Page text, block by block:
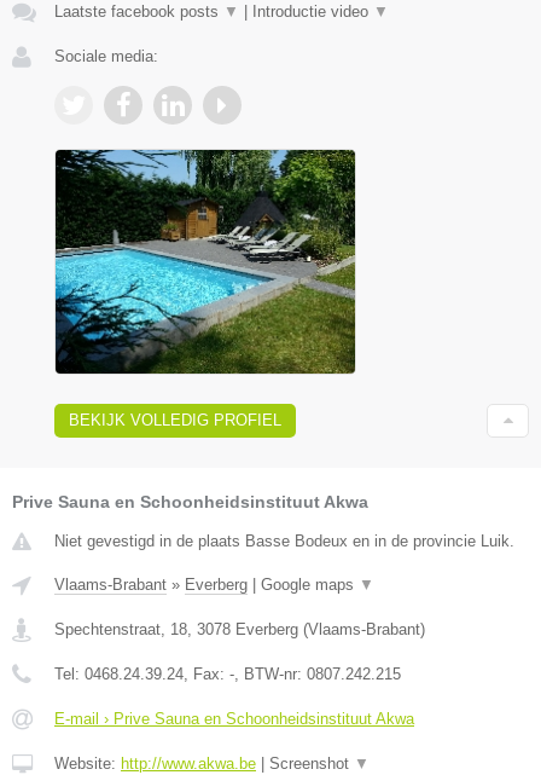
Laatste facebook posts ▼ | Introductie video ▼
Sociale media:
BEKIJK VOLLEDIG PROFIEL
Prive Sauna en Schoonheidsinstituut Akwa
Niet gevestigd in de plaats Basse Bodeux en in de provincie Luik.
Vlaams-Brabant » Everberg Google maps ▼
Spechtenstraat, 18, 3078 Everberg (Vlaams-Brabant)
Tel: 0468.24.39.24, Fax: -, BTW-nr: 0807.242.215
E-mail › Prive Sauna en Schoonheidsinstituut Akwa
Website: http://www.akwa.be Screenshot ▼